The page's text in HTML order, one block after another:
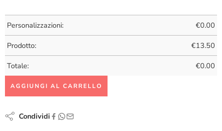
Personalizzazioni: €0.00
Prodotto: €13.50
Totale: €0.00
AGGIUNGI AL CARRELLO
Condividi